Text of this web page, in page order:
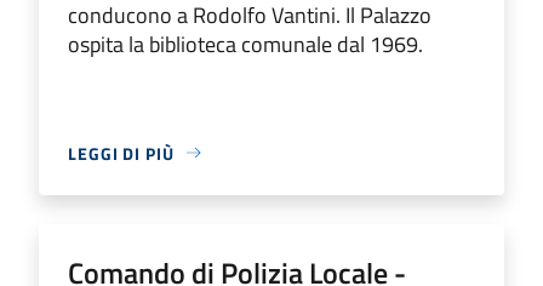
conducono a Rodolfo Vantini. Il Palazzo
ospita la biblioteca comunale dal 1969.
LEGGI DI PIÙ
Comando di Polizia Locale -